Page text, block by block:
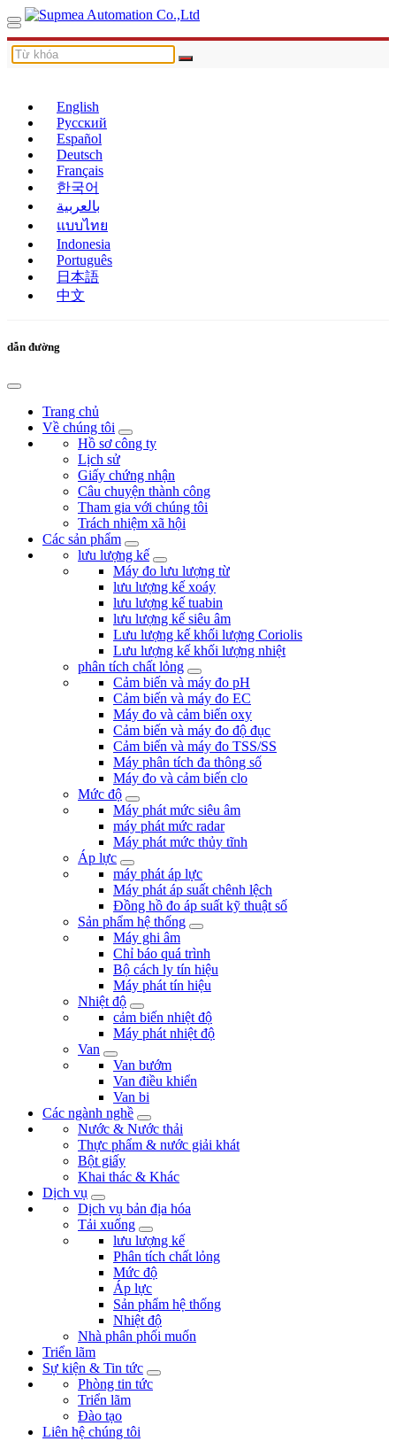
English
Русский
Español
Deutsch
Français
한국어
بالعربية
แบบไทย
Indonesia
Português
日本語
中文
dẫn đường
Trang chủ
Về chúng tôi
Hồ sơ công ty
Lịch sử
Giấy chứng nhận
Câu chuyện thành công
Tham gia với chúng tôi
Trách nhiệm xã hội
Các sản phẩm
lưu lượng kế
Máy đo lưu lượng từ
lưu lượng kế xoáy
lưu lượng kế tuabin
lưu lượng kế siêu âm
Lưu lượng kế khối lượng Coriolis
Lưu lượng kế khối lượng nhiệt
phân tích chất lỏng
Cảm biến và máy đo pH
Cảm biến và máy đo EC
Máy đo và cảm biến oxy
Cảm biến và máy đo độ đục
Cảm biến và máy đo TSS/SS
Máy phân tích đa thông số
Máy đo và cảm biến clo
Mức độ
Máy phát mức siêu âm
máy phát mức radar
Máy phát mức thủy tĩnh
Áp lực
máy phát áp lực
Máy phát áp suất chênh lệch
Đồng hồ đo áp suất kỹ thuật số
Sản phẩm hệ thống
Máy ghi âm
Chỉ báo quá trình
Bộ cách ly tín hiệu
Máy phát tín hiệu
Nhiệt độ
cảm biến nhiệt độ
Máy phát nhiệt độ
Van
Van bướm
Van điều khiển
Van bi
Các ngành nghề
Nước & Nước thải
Thực phẩm & nước giải khát
Bột giấy
Khai thác & Khác
Dịch vụ
Dịch vụ bản địa hóa
Tải xuống
lưu lượng kế
Phân tích chất lỏng
Mức độ
Áp lực
Sản phẩm hệ thống
Nhiệt độ
Nhà phân phối muốn
Triển lãm
Sự kiện & Tin tức
Phòng tin tức
Triển lãm
Đào tạo
Liên hệ chúng tôi